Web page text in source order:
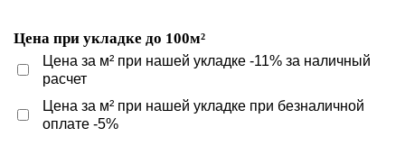
Цена при укладке до 100м²
Цена за м² при нашей укладке -11% за наличный
расчет
Цена за м² при нашей укладке при безналичной
оплате -5%